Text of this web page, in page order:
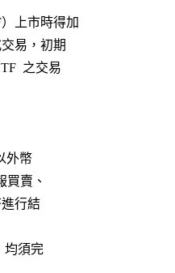
）上市時得加
交易，初期
ETF  之交易
以外幣
報買賣、
幣進行結
，均須完